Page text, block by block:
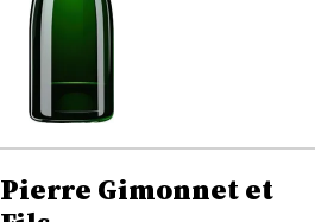
Pierre Gimonnet et